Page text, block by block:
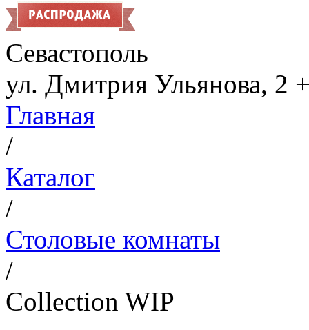
Севастополь
ул. Дмитрия Ульянова, 2
Главная
/
Каталог
/
Столовые комнаты
/
Collection WIP